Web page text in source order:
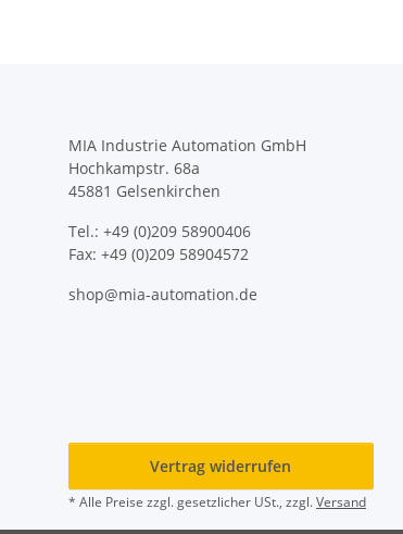
MIA Industrie Automation GmbH
Hochkampstr. 68a
45881 Gelsenkirchen
Tel.: +49 (0)209 58900406
Fax: +49 (0)209 58904572
shop@mia-automation.de
Vertrag widerrufen
* Alle Preise zzgl. gesetzlicher USt., zzgl.Versand